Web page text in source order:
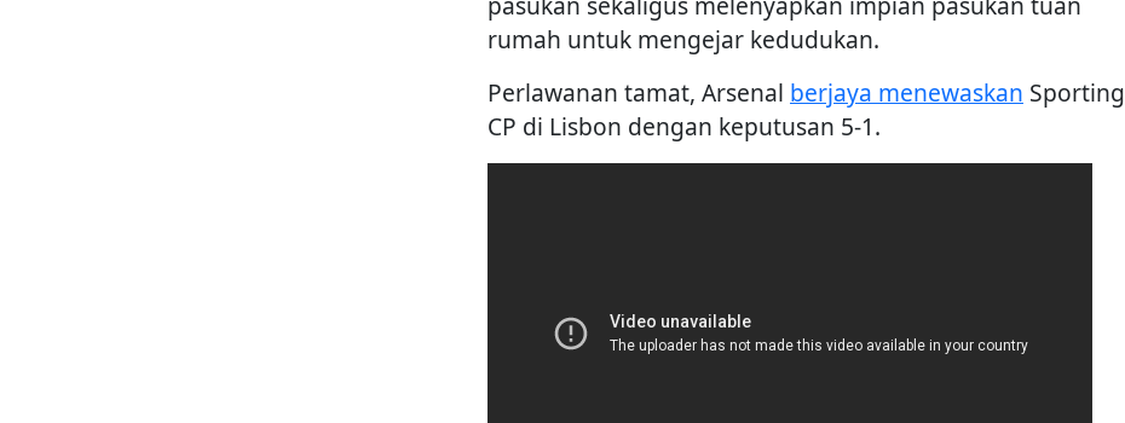
rumah untuk mengejar kedudukan.
Perlawanan tamat, Arsenal berjaya menewaskan Sporting
CP di Lisbon dengan keputusan 5-1.